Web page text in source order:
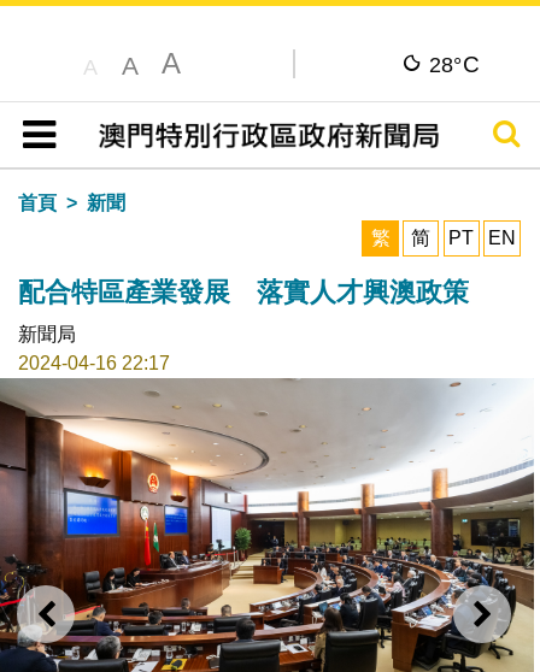
A A A 28°C
目錄
搜尋
首頁
新聞
繁
简 PT EN
配合特區產業發展 落實人才興澳政策
新聞局
2024-04-16 22:17
上一則 下一